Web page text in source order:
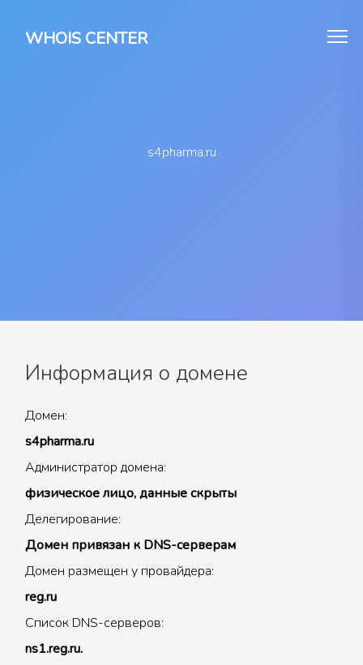
WHOIS CENTER
s4pharma.ru
Информация о домене
Домен:
s4pharma.ru
Администратор домена:
физическое лицо, данные скрыты
Делегирование:
Домен привязан к DNS-серверам
Домен размещен у провайдера:
reg.ru
Список DNS-серверов:
ns1.reg.ru.